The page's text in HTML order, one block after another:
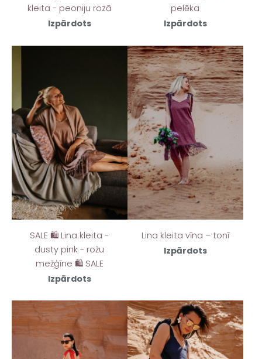
kleita - peoniju rozā
Izpārdots
pelēka
Izpārdots
SALE 🛍️ Lina kleita -
dusty pink - rožu
mežģīne 🛍️ SALE
Izpārdots
Lina kleita vīna – tonī
Izpārdots